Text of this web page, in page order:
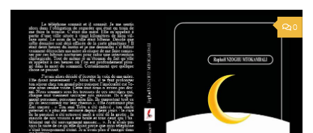
0